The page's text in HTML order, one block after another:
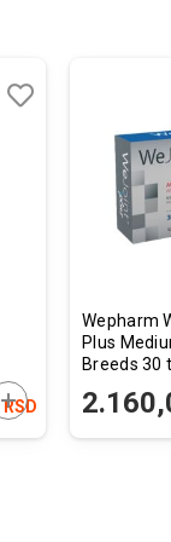
RSD
DODAJTE U KORPU
Wepharm
Plus
Breeds 30